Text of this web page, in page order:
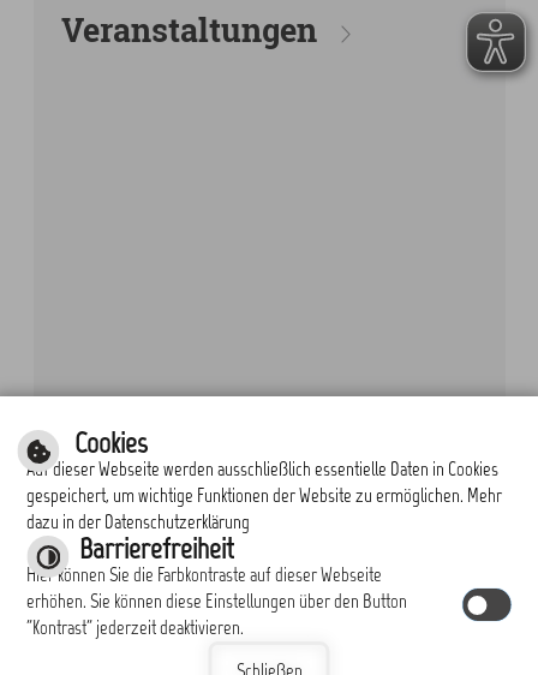
Veranstaltungen
Cookies
Auf dieser Webseite werden ausschließlich essentielle Daten in Cookies
gespeichert, um wichtige Funktionen der Website zu ermöglichen. Mehr
dazu in der Datenschutzerklärung
Barrierefreiheit
Hier können Sie die Farbkontraste auf dieser Webseite
erhöhen. Sie können diese Einstellungen über den Button
"Kontrast" jederzeit deaktivieren.